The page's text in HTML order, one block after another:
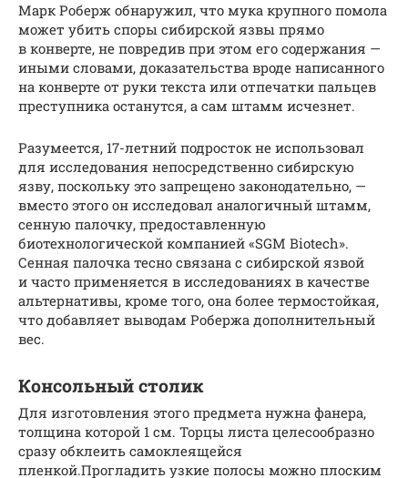
Марк Роберж обнаружил, что мука крупного помола
может убить споры сибирской язвы прямо
в конверте, не повредив при этом его содержания —
иными словами, доказательства вроде написанного
на конверте от руки текста или отпечатки пальцев
преступника останутся, а сам штамм исчезнет.
Разумеется, 17-летний подросток не использовал
для исследования непосредственно сибирскую
язву, поскольку это запрещено законодательно, —
вместо этого он исследовал аналогичный штамм,
сенную палочку, предоставленную
биотехнологической компанией «SGM Biotech».
Сенная палочка тесно связана с сибирской язвой
и часто применяется в исследованиях в качестве
альтернативы, кроме того, она более термостойкая,
что добавляет выводам Робержа дополнительный
вес.
Консольный столик
Для изготовления этого предмета нужна фанера,
толщина которой 1 см. Торцы листа целесообразно
сразу обклеить самоклеящейся
пленкой.Прогладить узкие полосы можно плоским